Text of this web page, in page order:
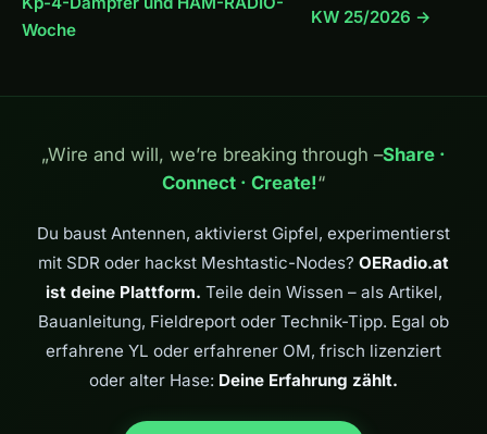
Woche
KW 25/2026 →
„Wire and will, we’re breaking through –Share ·
Connect · Create!“
Du baust Antennen, aktivierst Gipfel, experimentierst
mit SDR oder hackst Meshtastic-Nodes? OERadio.at
ist deine Plattform. Teile dein Wissen – als Artikel,
Bauanleitung, Fieldreport oder Technik-Tipp. Egal ob
erfahrene YL oder erfahrener OM, frisch lizenziert
oder alter Hase: Deine Erfahrung zählt.